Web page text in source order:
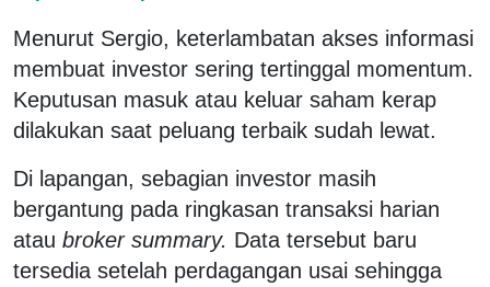
Menurut Sergio, keterlambatan akses informasi
membuat investor sering tertinggal momentum.
Keputusan masuk atau keluar saham kerap
dilakukan saat peluang terbaik sudah lewat.
Di lapangan, sebagian investor masih
bergantung pada ringkasan transaksi harian
atau broker summary. Data tersebut baru
tersedia setelah perdagangan usai sehingga